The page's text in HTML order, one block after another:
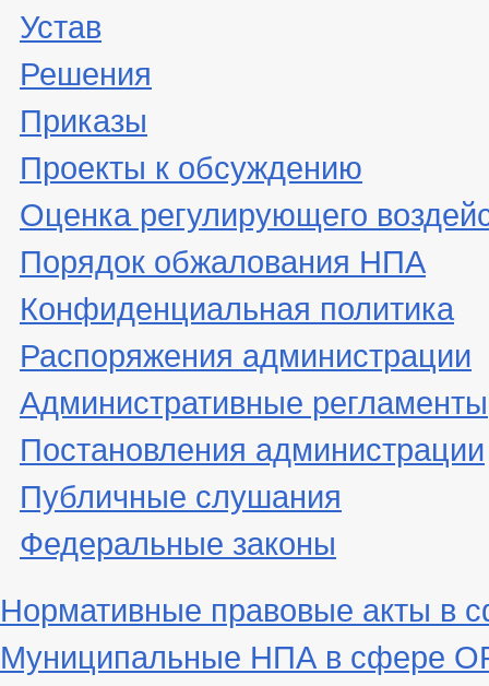
Устав
Решения
Приказы
Проекты к обсуждению
Оценка регулирующего
Порядок обжалования НПА
Конфиденциальная политика
Распоряжения администрации
Административные регламенты
Постановления администрации
Публичные слушания
Федеральные законы
Нормативные правовые акты в
Муниципальные НПА в сфере